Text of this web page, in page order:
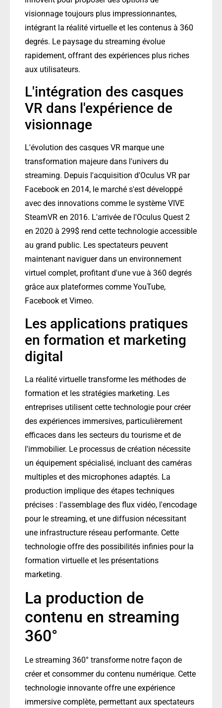
visionnage toujours plus impressionnantes,
intégrant la réalité virtuelle et les contenus à 360
degrés. Le paysage du streaming évolue
rapidement, offrant des expériences plus riches
aux utilisateurs.
L'intégration des casques
VR dans l'expérience de
visionnage
L'évolution des casques VR marque une
transformation majeure dans l'univers du
streaming. Depuis l'acquisition d'Oculus VR par
Facebook en 2014, le marché s'est développé
avec des innovations comme le système VIVE
SteamVR en 2016. L'arrivée de l'Oculus Quest 2
en 2020 à 299$ rend cette technologie accessible
au grand public. Les spectateurs peuvent
maintenant naviguer dans un environnement
virtuel complet, profitant d'une vue à 360 degrés
grâce aux plateformes comme YouTube,
Facebook et Vimeo.
Les applications pratiques
en formation et marketing
digital
La réalité virtuelle transforme les méthodes de
formation et les stratégies marketing. Les
entreprises utilisent cette technologie pour créer
des expériences immersives, particulièrement
efficaces dans les secteurs du tourisme et de
l'immobilier. Le processus de création nécessite
un équipement spécialisé, incluant des caméras
multiples et des microphones adaptés. La
production implique des étapes techniques
précises : l'assemblage des flux vidéo, l'encodage
pour le streaming, et une diffusion nécessitant
une infrastructure réseau performante. Cette
technologie offre des possibilités infinies pour la
formation virtuelle et les présentations
marketing.
La production de
contenu en streaming
360°
Le streaming 360° transforme notre façon de
créer et consommer du contenu numérique. Cette
technologie innovante offre une expérience
immersive complète, permettant aux spectateurs